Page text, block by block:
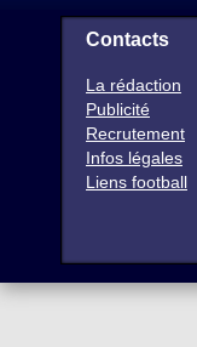
Contacts
La rédaction
Publicité
Recrutement
Infos légales
Liens football